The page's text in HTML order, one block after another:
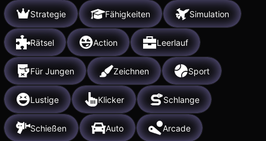
Strategie Fähigkeiten Simulation
Rätsel Action Leerlauf
Für Jungen Zeichnen Sport
Lustige Klicker Schlange
Schießen Auto Arcade